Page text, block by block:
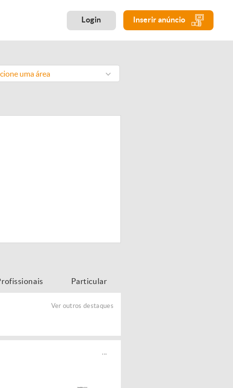
Login Inserir anúncio
uma área
Particular
Ver outros destaques